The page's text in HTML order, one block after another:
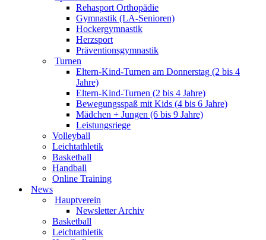
Rehasport Orthopädie
Gymnastik (LA-Senioren)
Hockergymnastik
Herzsport
Präventionsgymnastik
Turnen
Eltern-Kind-Turnen am Donnerstag (2 bis 4
Jahre)
Eltern-Kind-Turnen (2 bis 4 Jahre)
Bewegungsspaß mit Kids (4 bis 6 Jahre)
Mädchen + Jungen (6 bis 9 Jahre)
Leistungsriege
Volleyball
Leichtathletik
Basketball
Handball
Online Training
News
Hauptverein
Newsletter Archiv
Basketball
Leichtathletik